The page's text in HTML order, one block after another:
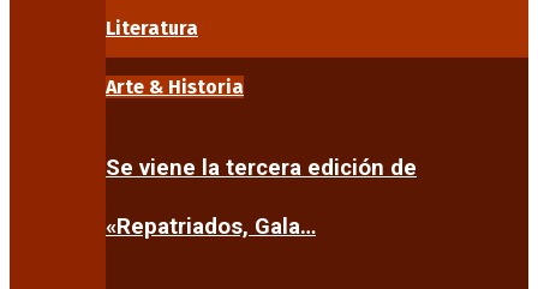
Literatura
Arte & Historia
Se viene la tercera edición de
«Repatriados, Gala…